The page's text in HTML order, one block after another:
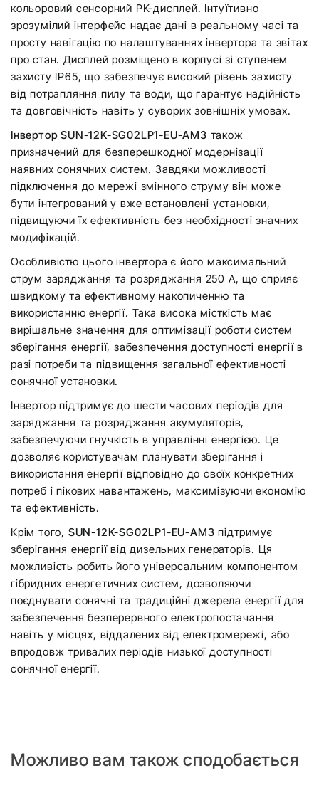
кольоровий сенсорний РК-дисплей. Інтуїтивно
зрозумілий інтерфейс надає дані в реальному часі та
просту навігацію по налаштуваннях інвертора та звітах
про стан. Дисплей розміщено в корпусі зі ступенем
захисту IP65, що забезпечує високий рівень захисту
від потрапляння пилу та води, що гарантує надійність
та довговічність навіть у суворих зовнішніх умовах.
Інвертор SUN-12K-SG02LP1-EU-AM3 також
призначений для безперешкодної модернізації
наявних сонячних систем. Завдяки можливості
підключення до мережі змінного струму він може
бути інтегрований у вже встановлені установки,
підвищуючи їх ефективність без необхідності значних
модифікацій.
Особливістю цього інвертора є його максимальний
струм заряджання та розряджання 250 А, що сприяє
швидкому та ефективному накопиченню та
використанню енергії. Така висока місткість має
вирішальне значення для оптимізації роботи систем
зберігання енергії, забезпечення доступності енергії в
разі потреби та підвищення загальної ефективності
сонячної установки.
Інвертор підтримує до шести часових періодів для
заряджання та розряджання акумуляторів,
забезпечуючи гнучкість в управлінні енергією. Це
дозволяє користувачам планувати зберігання і
використання енергії відповідно до своїх конкретних
потреб і пікових навантажень, максимізуючи економію
та ефективність.
Крім того, SUN-12K-SG02LP1-EU-AM3 підтримує
зберігання енергії від дизельних генераторів. Ця
можливість робить його універсальним компонентом
гібридних енергетичних систем, дозволяючи
поєднувати сонячні та традиційні джерела енергії для
забезпечення безперервного електропостачання
навіть у місцях, віддалених від електромережі, або
впродовж тривалих періодів низької доступності
сонячної енергії.
Можливо вам також сподобається